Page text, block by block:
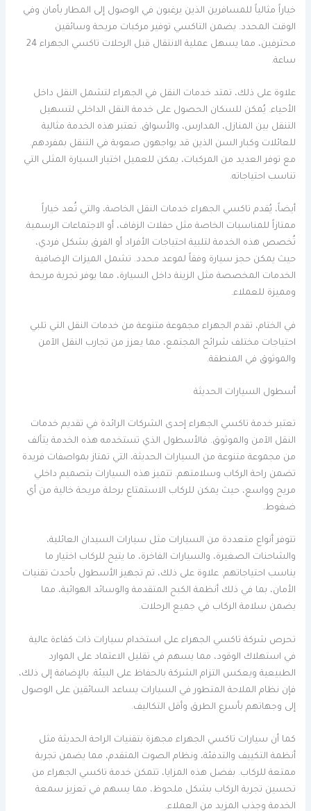
خياراً مثالياً للمسافرين الذين يرغبون في الوصول إلى المطار بأمان وفي
الوقت المحدد. يضمن التاكسي توفير مركبات مريحة وسائقين
محترفين، مما يسهل عملية الانتقال قبل الرحلات تاكسي الجهراء 24
ساعة.
علاوة على ذلك، تمتد خدمات النقل في الجهراء لتشمل النقل داخل
الأحياء. يُمكن للسكان الحصول على خدمة النقل الداخلي لتسهيل
التنقل بين المنازل، المدارس، والأسواق. تعتبر هذه الخدمة مثالية
للعائلات وكبار السن الذين قد يواجهون صعوبة في التنقل بمفردهم.
مع توفر العديد من المركبات، يمكن للعميل اختيار السيارة المثلى التي
تناسب احتياجاته.
أيضاً، يُقدم تاكسي الجهراء خدمات النقل الخاصة، والتي تُعد خياراً
ممتازاً للمناسبات الخاصة مثل حفلات الزفاف، أو الاجتماعات الرسمية.
تُخصص هذه الخدمة لتلبية احتياجات الأفراد أو الفرق بشكل فردي،
حيث يمكن حجز سيارة وفقاً لموعد محدد. تشمل الميزات الإضافية
الخدمات المخصصة مثل الزينة داخل السيارة، مما يوفر تجربة مريحة
ومميزة للعملاء.
في الختام، تقدم الجهراء مجموعة متنوعة من خدمات النقل التي تلبي
احتياجات مختلف شرائح المجتمع، مما يعزز من تجارب النقل الآمن
والموثوق في المنطقة.
أسطول السيارات الحديثة
تعتبر خدمة تاكسي الجهراء إحدى الشركات الرائدة في تقديم خدمات
النقل الآمن والموثوق. فالأسطول الذي تستخدمه هذه الخدمة يتألف
من مجموعة متنوعة من السيارات الحديثة، التي تمتاز بمواصفات فريدة
تضمن راحة الركاب وسلامتهم. تتميز هذه السيارات بتصميم داخلي
مريح وواسع، حيث يمكن للركاب الاستمتاع برحلة مريحة خالية من أي
ضغوط.
تتوفر أنواع متعددة من السيارات مثل سيارات السيدان العائلية،
والشاحنات الصغيرة، والسيارات الفاخرة، ما يتيح للركاب اختيار ما
يناسب احتياجاتهم. علاوة على ذلك، تم تجهيز الأسطول بأحدث تقنيات
الأمان، بما في ذلك أنظمة الكبح المتقدمة والوسائد الهوائية، مما
يضمن سلامة الركاب في جميع الرحلات.
تحرص شركة تاكسي الجهراء على استخدام سيارات ذات كفاءة عالية
في استهلاك الوقود، مما يسهم في تقليل الاعتماد على الموارد
الطبيعية ويعكس التزام الشركة بالحفاظ على البيئة. بالإضافة إلى ذلك،
فإن نظام الملاحة المتطور في السيارات يساعد السائقين على الوصول
إلى وجهاتهم بأسرع الطرق وأقل التكاليف.
كما أن سيارات تاكسي الجهراء مجهزة بتقنيات الراحة الحديثة مثل
أنظمة التكييف والتدفئة، ونظام الصوت المتقدم، مما يضمن تجربة
ممتعة للركاب. بفضل هذه المزايا، تتمكن خدمة تاكسي الجهراء من
تحسين تجربة الركاب بشكل ملحوظ، مما يسهم في تعزيز سمعة
الخدمة وجذب المزيد من العملاء.